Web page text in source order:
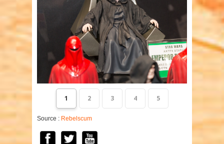
1 2 3 4 5
Source : Rebelscum